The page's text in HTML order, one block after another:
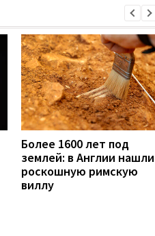
Более 1600 лет под
землей: в Англии нашли
роскошную римскую
виллу